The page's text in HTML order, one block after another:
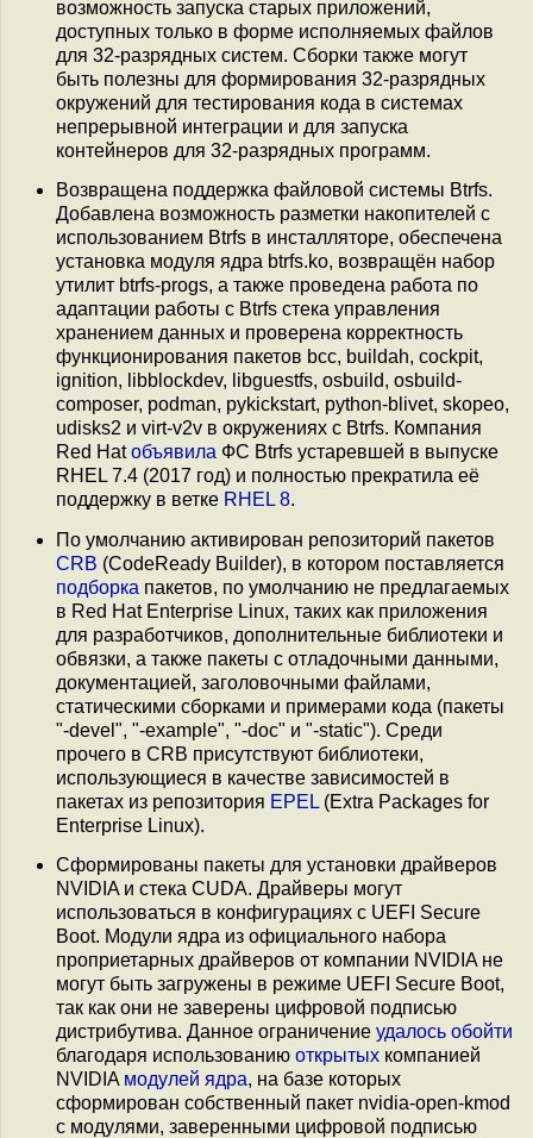
возможность запуска старых приложений,
доступных только в форме исполняемых файлов
для 32-разрядных систем. Сборки также могут
быть полезны для формирования 32-разрядных
окружений для тестирования кода в системах
непрерывной интеграции и для запуска
контейнеров для 32-разрядных программ.
Возвращена поддержка файловой системы Btrfs.
Добавлена возможность разметки накопителей с
использованием Btrfs в инсталляторе, обеспечена
установка модуля ядра btrfs.ko, возвращён набор
утилит btrfs-progs, а также проведена работа по
адаптации работы с Btrfs стека управления
хранением данных и проверена корректность
функционирования пакетов bcc, buildah, cockpit,
ignition, libblockdev, libguestfs, osbuild, osbuild-
composer, podman, pykickstart, python-blivet, skopeo,
udisks2 и virt-v2v в окружениях с Btrfs. Компания
Red Hatобъявила ФС Btrfs устаревшей в выпуске
RHEL 7.4 (2017 год) и полностью прекратила её
поддержку в ветке RHEL 8.
По умолчанию активирован репозиторий пакетов
CRB (CodeReady Builder), в котором поставляется
подборка пакетов, по умолчанию не предлагаемых
в Red Hat Enterprise Linux, таких как приложения
для разработчиков, дополнительные библиотеки и
обвязки, а также пакеты с отладочными данными,
документацией, заголовочными файлами,
статическими сборками и примерами кода (пакеты
"-devel", "-example", "-doc" и "-static"). Среди
прочего в CRB присутствуют библиотеки,
использующиеся в качестве зависимостей в
пакетах из репозитория EPEL (Extra Packages for
Enterprise Linux).
Cформированы пакеты для установки драйверов
NVIDIA и стека CUDA. Драйверы могут
использоваться в конфигурациях с UEFI Secure
Boot. Модули ядра из официального набора
проприетарных драйверов от компании NVIDIA не
могут быть загружены в режиме UEFI Secure Boot,
так как они не заверены цифровой подписью
дистрибутива. Данное ограничение удалось обойти
благодаря использованию открытых компанией
NVIDIA модулей ядра, на базе которых
сформирован собственный пакет nvidia-open-kmod
с модулями, заверенными цифровой подписью